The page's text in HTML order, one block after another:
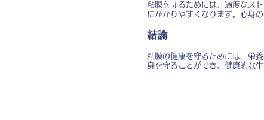
粘膜を守るためには、過度なス
にかかりやすくなります。心身
結論
粘膜の健康を守るためには、栄
身を守ることができ、健康的な